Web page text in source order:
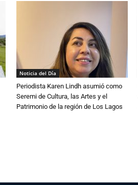
Noticia del Día
Periodista Karen Lindh asumió como
Seremi de Cultura, las Artes y el
Patrimonio de la región de Los Lagos